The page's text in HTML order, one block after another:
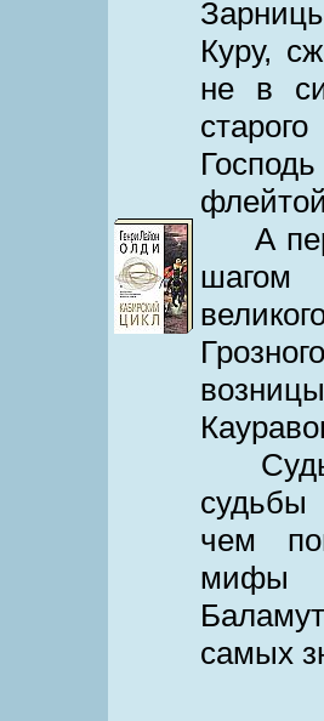
Куру,
не в
А
шагом
судьбы
чем
мифы
самых